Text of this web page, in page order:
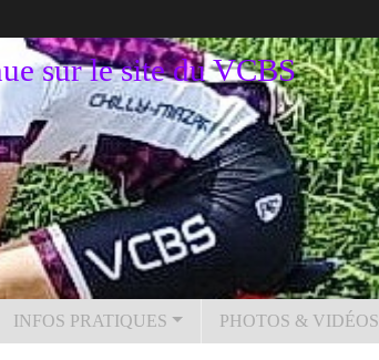
sur le site du VCBS
INFOS PRATIQUES PHOTOS & VIDÉOS